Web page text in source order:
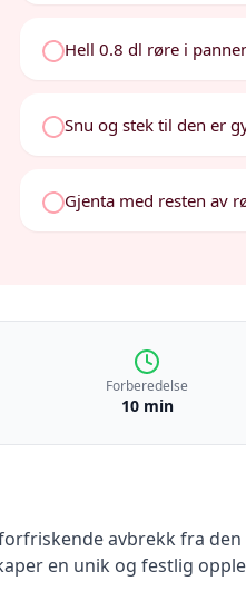
Hell 0.8 dl røre i
Snu og stek til den er
Gjenta med resten av
Forberedelse
10 min
avbrekk fra
en unik og festlig